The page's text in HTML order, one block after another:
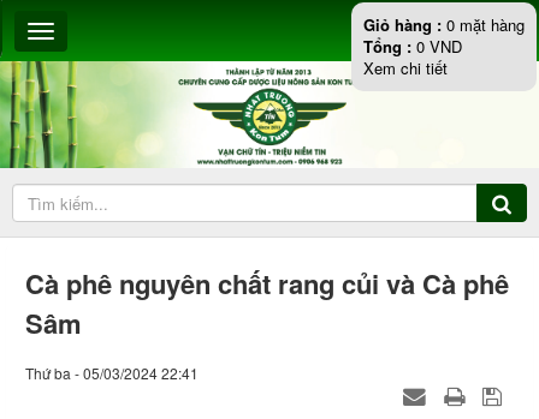
Cà phê nguyên chất rang củi và Cà phê
Sâm
Thứ ba - 05/03/2024 22:41
Giỏ hàng : 0 mặt hàng
Tổng : 0 VND
Xem chi tiết